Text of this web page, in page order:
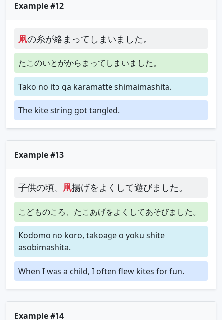
Example #12
凧の糸が絡まってしまいました。
たこのいとがからまってしまいました。
Tako no ito ga karamatte shimaimashita.
The kite string got tangled.
Example #13
子供の頃、 凧揚げをよくして遊びました。
こどものころ、たこあげをよくしてあそびました。
Kodomo no koro, takoage o yoku shite
asobimashita.
When I was a child, I often flew kites for fun.
Example #14